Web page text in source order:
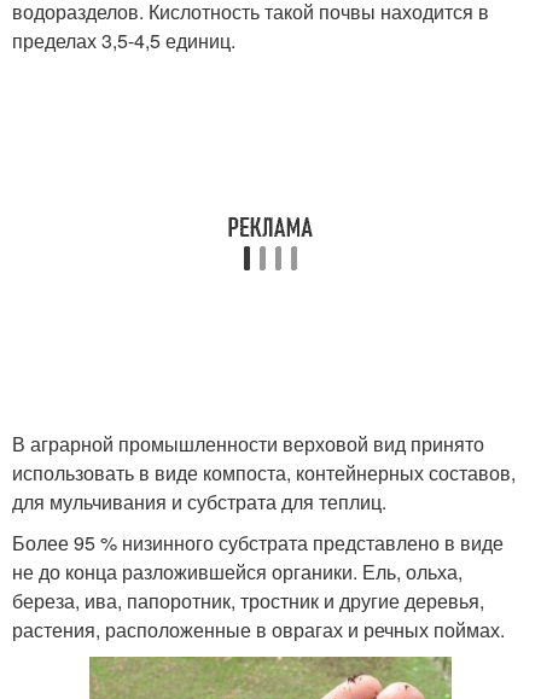
водоразделов. Кислотность такой почвы находится в
пределах 3,5-4,5 единиц.
В аграрной промышленности верховой вид принято
использовать в виде компоста, контейнерных составов,
для мульчивания и субстрата для теплиц.
Более 95 % низинного субстрата представлено в виде
не до конца разложившейся органики. Ель, ольха,
береза, ива, папоротник, тростник и другие деревья,
растения, расположенные в оврагах и речных поймах.